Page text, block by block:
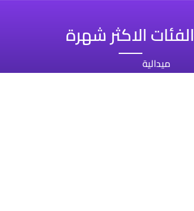
الفئات الاكثر شهرة
ميدالية